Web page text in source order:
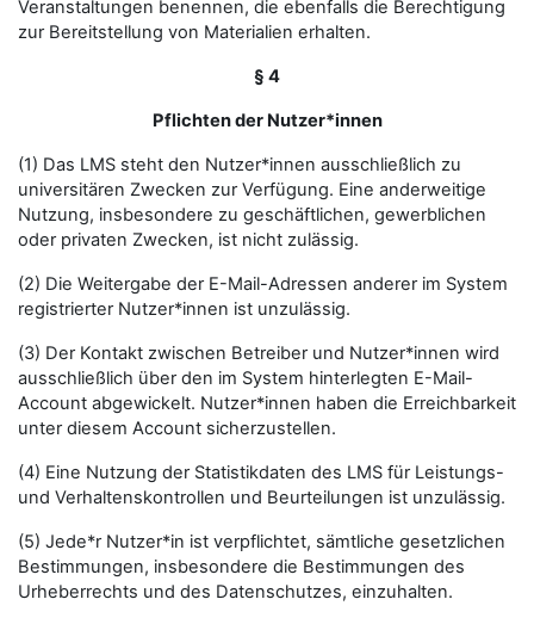
Veranstaltungen benennen, die ebenfalls die Berechtigung
zur Bereitstellung von Materialien erhalten.
§ 4
Pflichten der Nutzer*innen
(1) Das LMS steht den Nutzer*innen ausschließlich zu
universitären Zwecken zur Verfügung. Eine anderweitige
Nutzung, insbesondere zu geschäftlichen, gewerblichen
oder privaten Zwecken, ist nicht zulässig.
(2) Die Weitergabe der E-Mail-Adressen anderer im System
registrierter Nutzer*innen ist unzulässig.
(3) Der Kontakt zwischen Betreiber und Nutzer*innen wird
ausschließlich über den im System hinterlegten E-Mail-
Account abgewickelt. Nutzer*innen haben die Erreichbarkeit
unter diesem Account sicherzustellen.
(4) Eine Nutzung der Statistikdaten des LMS für Leistungs-
und Verhaltenskontrollen und Beurteilungen ist unzulässig.
(5) Jede*r Nutzer*in ist verpflichtet, sämtliche gesetzlichen
Bestimmungen, insbesondere die Bestimmungen des
Urheberrechts und des Datenschutzes, einzuhalten.